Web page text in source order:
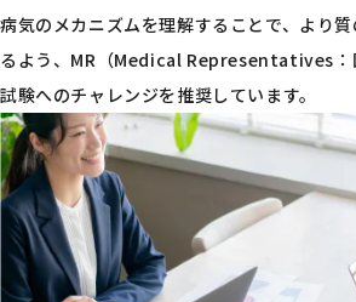
病気のメカニズムを理解することで、より
るよう、 MR（Medical Representatives：
試験へのチャレンジを推奨しています。